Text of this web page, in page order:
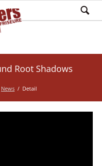
Root Shadows
News Detail